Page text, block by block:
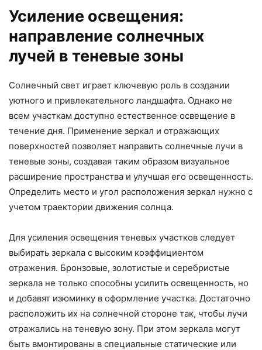
Усиление освещения:
направление солнечных
лучей в теневые зоны
Солнечный свет играет ключевую роль в создании
уютного и привлекательного ландшафта. Однако не
всем участкам доступно естественное освещение в
течение дня. Применение зеркал и отражающих
поверхностей позволяет направить солнечные лучи в
теневые зоны, создавая таким образом визуальное
расширение пространства и улучшая его освещенность.
Определить место и угол расположения зеркал нужно с
учетом траектории движения солнца.
Для усиления освещения теневых участков следует
выбирать зеркала с высоким коэффициентом
отражения. Бронзовые, золотистые и серебристые
зеркала не только способны усилить освещенность, но
и добавят изюминку в оформление участка. Достаточно
расположить их на солнечной стороне так, чтобы лучи
отражались на теневую зону. При этом зеркала могут
быть вмонтированы в специальные статические или